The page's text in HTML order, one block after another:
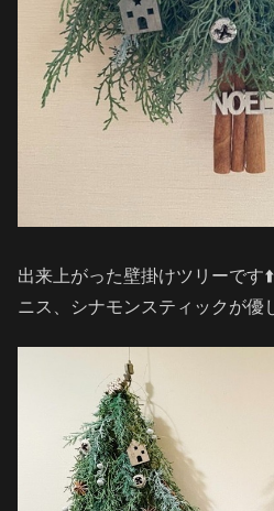
出来上がった壁掛けツリーです
ニス、シナモンスティックが優